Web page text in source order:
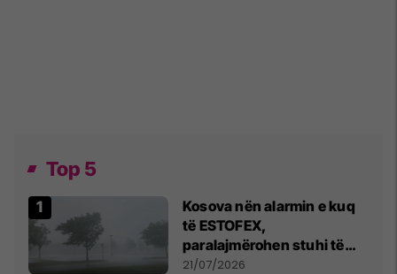
Top 5
Kosova nën alarmin e kuq
të ESTOFEX,
paralajmërohen stuhi të
fuqishme me breshër dhe
21/07/2026